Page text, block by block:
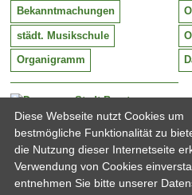
Stadt Barntrup
Mittelstraße 38
32683 Barntrup
Tel:
Email:
05263 / 409-0
Bekanntmachungen
städt. Musikschule
Organigramm
Diese Webseite nutzt Cookies um
bestmögliche Funktionalität zu
die Nutzung dieser Internetseite
Verwendung von Cookies
entnehmen Sie bitte unserer